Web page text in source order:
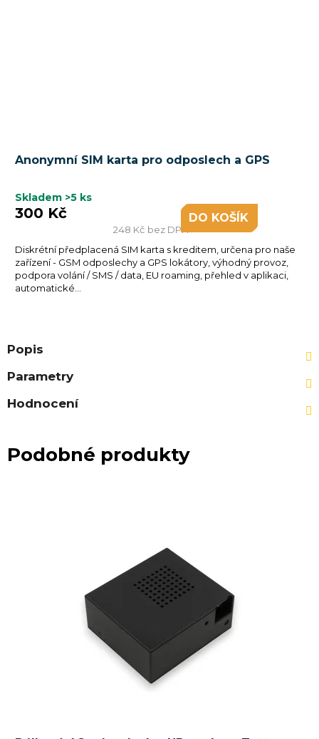
Anonymní SIM karta pro odposlech a GPS
Skladem >5 ks
248 Kč bez DPH
300 Kč DO KOŠÍKU
Diskrétní předplacená SIM karta s kreditem, určena pro naše
zařízení - GSM odposlechy a GPS lokátory, výhodný provoz,
podpora volání / SMS / data, EU roaming, přehled v aplikaci,
automatické...
Popis
Parametry
Hodnocení
Podobné produkty